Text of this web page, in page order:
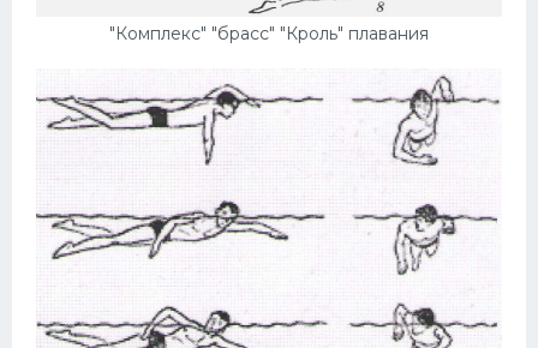
"Комплекс" "брасс" "Кроль" плавания